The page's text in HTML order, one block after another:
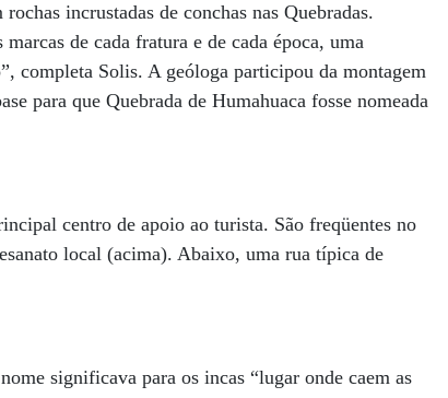
incrustadas de conchas nas Quebradas.
de cada fratura e de cada época, uma
completa Solis. A geóloga participou da montagem
para que Quebrada de Humahuaca fosse nomeada
centro de apoio ao turista. São freqüentes no
local (acima). Abaixo, uma rua típica de
significava para os incas “lugar onde caem as